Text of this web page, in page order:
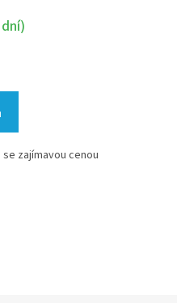
zajímavou cenou